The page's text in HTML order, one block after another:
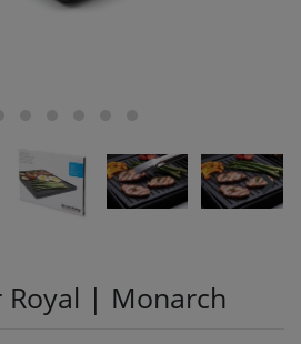
Royal | Monarch